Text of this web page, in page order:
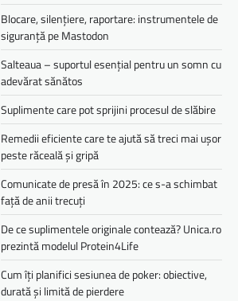
Blocare, silențiere, raportare: instrumentele de
siguranță pe Mastodon
Salteaua – suportul esențial pentru un somn cu
adevărat sănătos
Suplimente care pot sprijini procesul de slăbire
Remedii eficiente care te ajută să treci mai ușor
peste răceală și gripă
Comunicate de presă în 2025: ce s-a schimbat
față de anii trecuți
De ce suplimentele originale contează? Unica.ro
prezintă modelul Protein4Life
Cum îți planifici sesiunea de poker: obiective,
durată și limită de pierdere